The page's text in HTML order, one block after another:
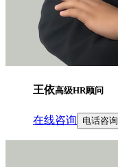
王依高级HR顾问
在线咨询 电话咨询